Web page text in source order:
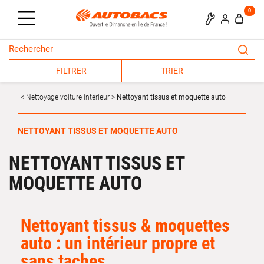
0
FILTRER TRIER
Nettoyage voiture intérieur Nettoyant tissus et moquette auto
NETTOYANT TISSUS ET MOQUETTE AUTO
NETTOYANT TISSUS ET
MOQUETTE AUTO
Nettoyant tissus & moquettes
auto : un intérieur propre et